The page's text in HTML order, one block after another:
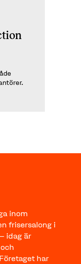
inom
frisersalong i
idag är
har